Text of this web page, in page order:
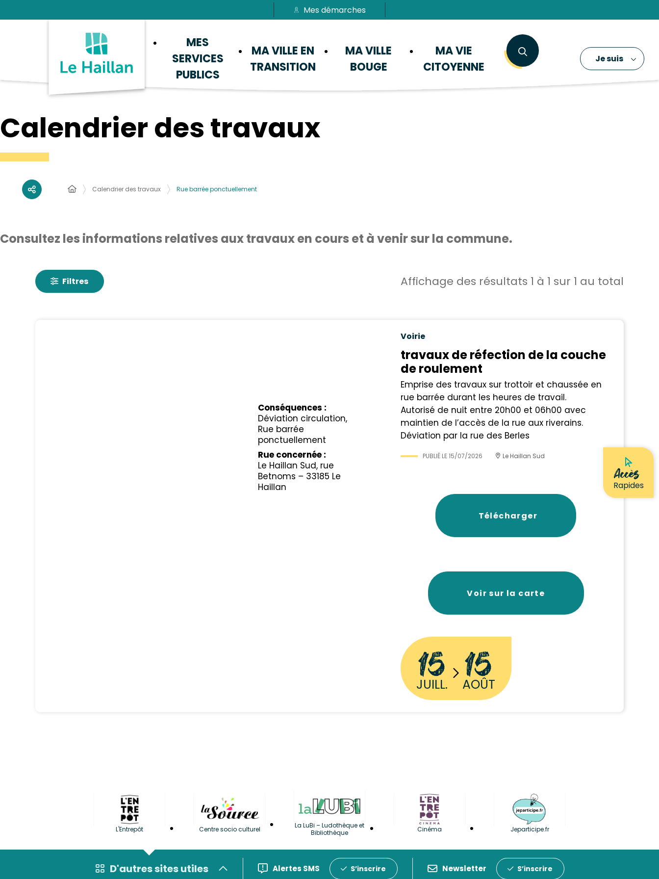
Passer au contenu
Mes démarches
MES
SERVICES
PUBLICS
MA VILLE EN
TRANSITION
MA VILLE
BOUGE
MA VIE
CITOYENNE
Accès
Rapides
Je suis
Calendrier des travaux
Calendrier des travaux Rue barrée ponctuellement
Consultez les informations relatives aux travaux en cours et à venir sur la commune.
Filtres Affichage des résultats 1 à 1 sur 1 au total
Voirie
travaux de réfection de la couche
de roulement
Emprise des travaux sur trottoir et chaussée en
rue barrée durant les heures de travail.
Autorisé de nuit entre 20h00 et 06h00 avec
maintien de l’accès de la rue aux riverains.
Déviation par la rue des Berles
PUBLIÉ LE15/07/2026 Le Haillan Sud
Télécharger
Voir sur la carte
15
JUILL. 15
AOÛT
Conséquences :
Déviation circulation,
Rue barrée
ponctuellement
Rue concernée :
Le Haillan Sud, rue
Betnoms – 33185 Le
Haillan
L'Entrepôt Centre socio culturel
La LuBi – Ludothèque et
Bibliothèque
Cinéma Jeparticipe.fr
D'autres sites utiles Alertes SMS S’inscrire Newsletter S’inscrire